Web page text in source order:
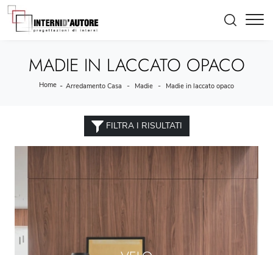
MADIE IN LACCATO OPACO
Home - Arredamento Casa - Madie - Madie in laccato opaco
FILTRA I RISULTATI